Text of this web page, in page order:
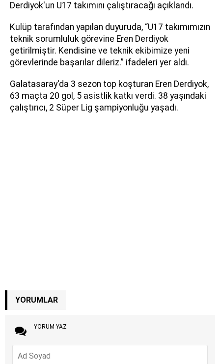
Derdiyok'un U17 takımını çalıştıracağı açıklandı.
Kulüp tarafından yapılan duyuruda, “U17 takımımızın
teknik sorumluluk görevine Eren Derdiyok
getirilmiştir. Kendisine ve teknik ekibimize yeni
görevlerinde başarılar dileriz.” ifadeleri yer aldı.
Galatasaray'da 3 sezon top koşturan Eren Derdiyok,
63 maçta 20 gol, 5 asistlik katkı verdi. 38 yaşındaki
çalıştırıcı, 2 Süper Lig şampiyonluğu yaşadı.
YORUMLAR
YORUM YAZ